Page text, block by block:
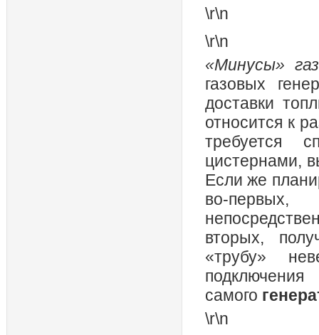
\r\n
\r\n
«Минусы»
газовых
доставки
относится к
требуется
цистернами,
Если же
во-
вторых,
«трубу»
самого
\r\n